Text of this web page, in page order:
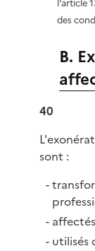
l'article
des
B.
40
sont :
utilisés